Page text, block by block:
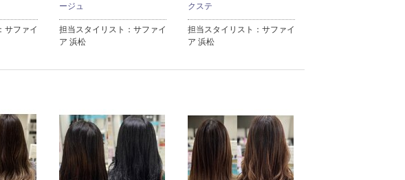
サファイ
ージュ
担当スタイリスト：サファイ
ア 浜松
クステ
担当スタイリスト：サファイ
ア 浜松